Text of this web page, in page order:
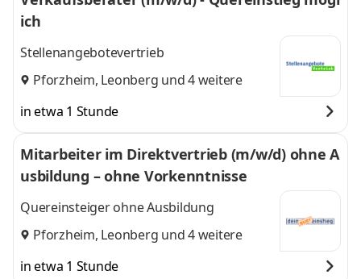
ich
Stellenangebotevertrieb
Pforzheim, Leonberg und 4 weitere
in etwa 1 Stunde
Mitarbeiter im Direktvertrieb (m/w/d) ohne A
usbildung – ohne Vorkenntnisse
Quereinsteiger ohne Ausbildung
Pforzheim, Leonberg und 4 weitere
in etwa 1 Stunde